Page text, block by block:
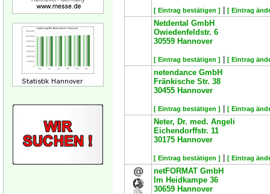
[ Eintrag bestätigen ] [ Eintrag
Netdental GmbH
Owiedenfeldstr. 6
30559 Hannover
[ Eintrag bestätigen ] [ Eintrag
netendance GmbH
Fränkische Str. 38
30455 Hannover
[ Eintrag bestätigen ] [ Eintrag
Neter, Dr. med. Angeli
Eichendorffstr. 11
30175 Hannover
[ Eintrag bestätigen ] [ Eintrag
netFORMAT GmbH
Im Heidkampe 36
30659 Hannover